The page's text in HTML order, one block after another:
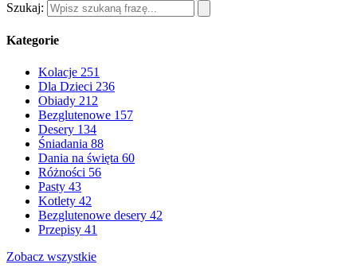
Szukaj:
Kategorie
Kolacje 251
Dla Dzieci 236
Obiady 212
Bezglutenowe 157
Desery 134
Śniadania 88
Dania na święta 60
Różności 56
Pasty 43
Kotlety 42
Bezglutenowe desery 42
Przepisy 41
Zobacz wszystkie